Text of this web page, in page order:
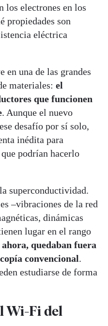
los electrones en los
propiedades son
eléctrica
en una de las grandes
materiales: el
que funcionen
. Aunque el nuevo
desafío por sí solo,
inédita para
podrían hacerlo
superconductividad.
–vibraciones de la red
dinámicas
lugar en el rango
quedaban fuera
convencional.
estudiarse de forma
Wi-Fi del